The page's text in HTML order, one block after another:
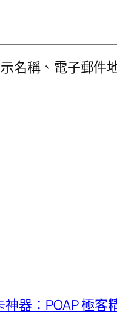
名稱、電子郵件
神器：POAP 極客